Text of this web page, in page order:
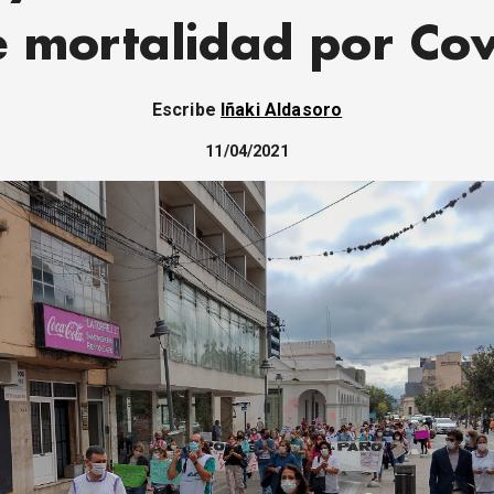
mortalidad por
Escribe Iñaki Aldasoro
11/04/2021